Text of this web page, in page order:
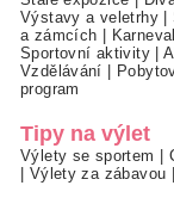
Výstavy a veletrhy|
a zámcích
Sportovní aktivity|
Vzdělávání
program
Tipy na výlet
Výlety se sportem
Výlety za zábavou